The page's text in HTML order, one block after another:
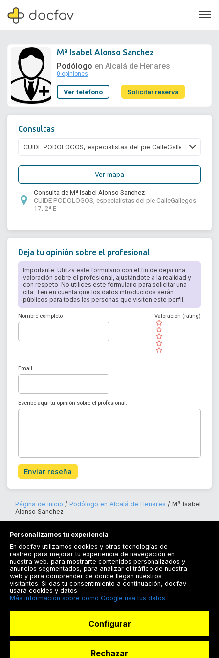
Soporte
Mª Isabel Alonso Sanchez
Podólogo en Alcalá de Henares
0 opiniones
Ver teléfono Solicitar reserva
Consultas
Ver mapa
Consulta de Mª Isabel Alonso Sanchez
CUIDE PODOLOGOS, especialistas del pie CalleGallegos
17, 2ª E
Deja tu opinión sobre el profesional
Importante: Utiliza este formulario con el fin de dejar una
valoración sobre el profesional, ajustándote a la realidad y
con respeto. No utilices este formulario para solicitar una
cita. Ten en cuenta que los datos introducidos serán
públicos para todas las personas que visiten este perfil.
Nombre completo
( )
( )
( )
( )
( )
Valoración (rating)
Email
Escribe aquí tu opinión sobre el profesional:
Enviar reseña
Página de inicio Podólogo en Alcalá de Henares
Mª Isabel
Alonso Sanchez
Registrarse
Docfav
Personalizamos tu experiencia
En docfav utilizamos cookies y otras tecnologías de
rastreo para mejorar tu experiencia de navegación en
nuestra web, para mostrarte contenidos personalizados y
anuncios segmentados, para analizar el tráfico de nuestra
web y para comprender de donde llegan nuestros
visitantes. Si das tu consentimiento a continuación, docfav
usará cookies y datos:
Más información sobre cómo Google usa tus datos
Configurar
Rechazar